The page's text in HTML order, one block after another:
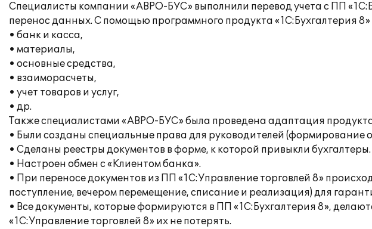
Специалисты компании «АВРО-БУС» выполнили перевод учета с ПП
перенос данных. С помощью программного продукта «1С:Бухгалтерия
• банк и касса,
• материалы,
• основные средства,
• взаиморасчеты,
• учет товаров и услуг,
• др.
Также специалистами «АВРО-БУС» была проведена адаптация
• Были созданы специальные права для руководителей (формирование
• Сделаны реестры документов в форме, к которой привыкли бухгалтеры.
• Настроен обмен с «Клиентом банка».
• При переносе документов из ПП «1С:Управление торговлей 8»
поступление, вечером перемещение, списание и реализация) для
• Все документы, которые формируются в ПП «1С:Бухгалтерия 8»,
«1С:Управление торговлей 8» их не потерять.